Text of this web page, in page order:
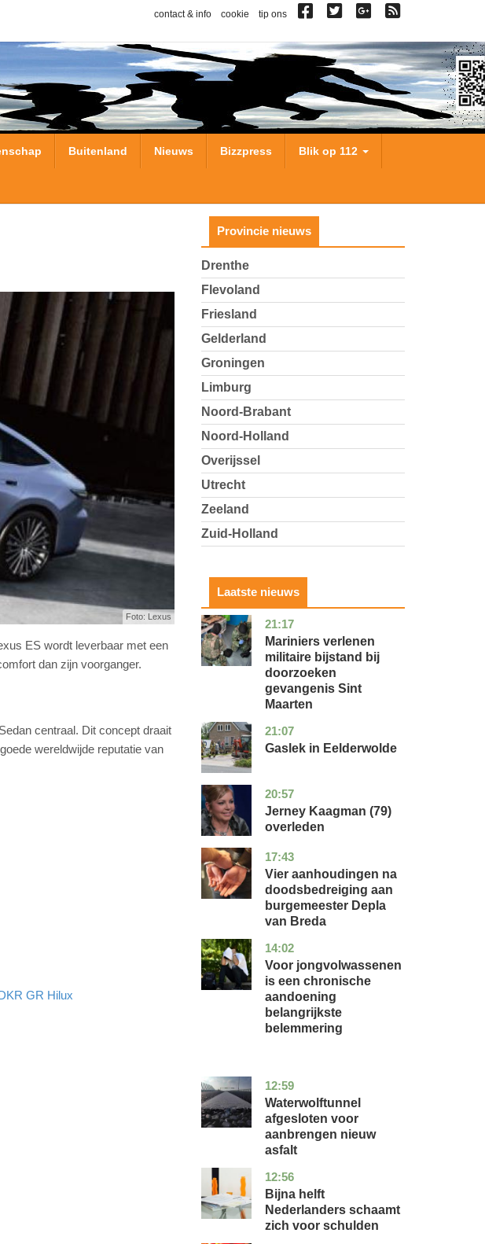
contact & info cookie tip ons
Buitenland Nieuws Bizzpress Blik op 112
Foto: Lexus
ES wordt leverbaar met een
dan zijn voorganger.
centraal. Dit concept draait
wereldwijde reputatie van
GR Hilux
Provincie nieuws
Drenthe
Flevoland
Friesland
Gelderland
Groningen
Limburg
Noord-Brabant
Noord-Holland
Overijssel
Utrecht
Zeeland
Zuid-Holland
Laatste nieuws
21:17
buitenland
Mariniers verlenen
militaire bijstand bij
doorzoeken
gevangenis Sint
Maarten
21:07
drenthe
nieuws
Gaslek in Eelderwolde
20:57
noord-
glossy
Jerney Kaagman (79)
overleden
17:43
noord-
brabant
nieuws
Vier aanhoudingen na
doodsbedreiging aan
burgemeester Depla
van Breda
14:02
utrecht
gezondheid
Voor jongvolwassenen
is een chronische
aandoening
belangrijkste
belemmering
12:59
noord-
holland
nieuws
Waterwolftunnel
afgesloten voor
aanbrengen nieuw
asfalt
12:56
noord-
holland
economie
Bijna helft
Nederlanders schaamt
zich voor schulden